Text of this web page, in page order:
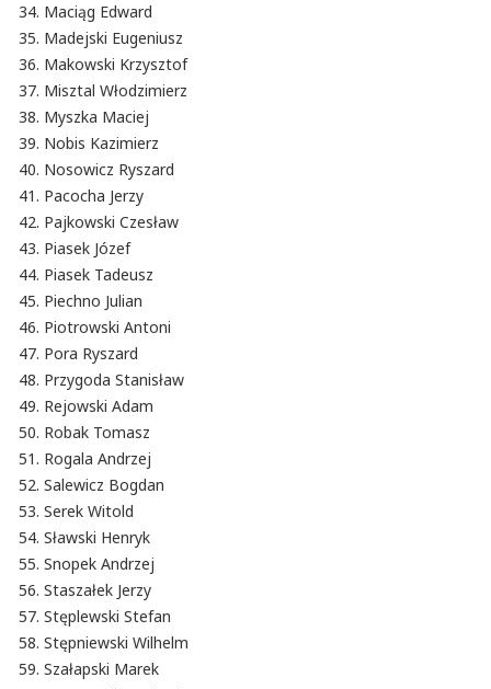
Maciąg Edward
Madejski Eugeniusz
Makowski Krzysztof
Misztal Włodzimierz
Myszka Maciej
Nobis Kazimierz
Nosowicz Ryszard
Pacocha Jerzy
Pajkowski Czesław
Piasek Józef
Piasek Tadeusz
Piechno Julian
Piotrowski Antoni
Pora Ryszard
Przygoda Stanisław
Rejowski Adam
Robak Tomasz
Rogala Andrzej
Salewicz Bogdan
Serek Witold
Sławski Henryk
Snopek Andrzej
Staszałek Jerzy
Stęplewski Stefan
Stępniewski Wilhelm
Szałapski Marek